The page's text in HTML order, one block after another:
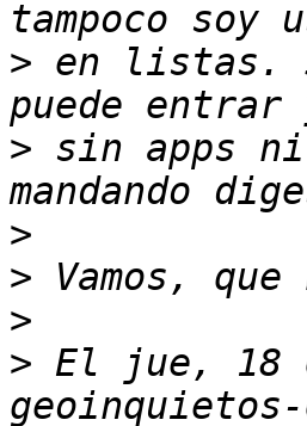
> en listas.
> sin apps
>
>
>
> El jue, 18